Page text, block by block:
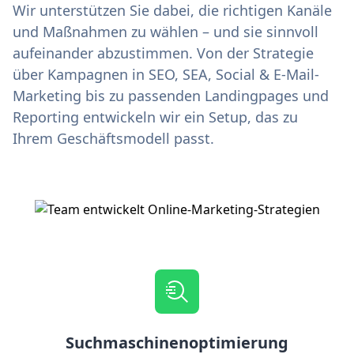
Wir unterstützen Sie dabei, die richtigen Kanäle
und Maßnahmen zu wählen – und sie sinnvoll
aufeinander abzustimmen. Von der Strategie
über Kampagnen in SEO, SEA, Social & E‑Mail-
Marketing bis zu passenden Landingpages und
Reporting entwickeln wir ein Setup, das zu
Ihrem Geschäftsmodell passt.
Suchmaschinenoptimierung